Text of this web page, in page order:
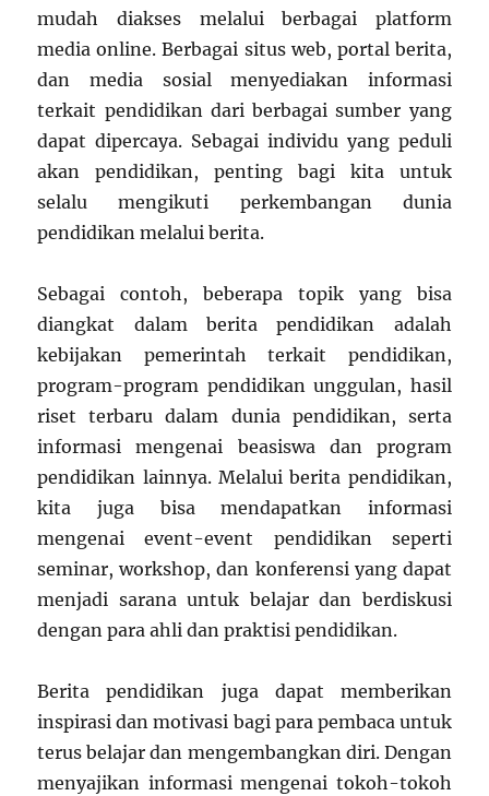
mudah diakses melalui berbagai platform
media online. Berbagai situs web, portal berita,
dan media sosial menyediakan informasi
terkait pendidikan dari berbagai sumber yang
dapat dipercaya. Sebagai individu yang peduli
akan pendidikan, penting bagi kita untuk
selalu mengikuti perkembangan dunia
pendidikan melalui berita.
Sebagai contoh, beberapa topik yang bisa
diangkat dalam berita pendidikan adalah
kebijakan pemerintah terkait pendidikan,
program-program pendidikan unggulan, hasil
riset terbaru dalam dunia pendidikan, serta
informasi mengenai beasiswa dan program
pendidikan lainnya. Melalui berita pendidikan,
kita juga bisa mendapatkan informasi
mengenai event-event pendidikan seperti
seminar, workshop, dan konferensi yang dapat
menjadi sarana untuk belajar dan berdiskusi
dengan para ahli dan praktisi pendidikan.
Berita pendidikan juga dapat memberikan
inspirasi dan motivasi bagi para pembaca untuk
terus belajar dan mengembangkan diri. Dengan
menyajikan informasi mengenai tokoh-tokoh